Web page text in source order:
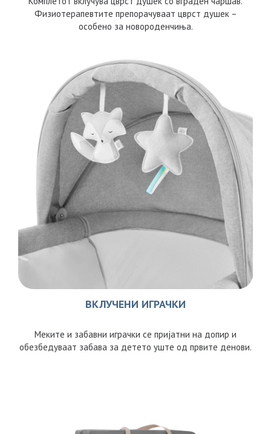
Физиотерапевтите препорачуваат цврст душек –
особено за новороденчиња.
ВКЛУЧЕНИ ИГРАЧКИ
Меките и забавни играчки се пријатни на допир и
обезбедуваат забава за детето уште од првите денови.